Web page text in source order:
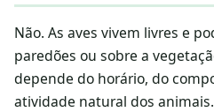
Não. As aves vivem livres e
paredões ou sobre a
depende do horário, do
atividade natural dos animais.